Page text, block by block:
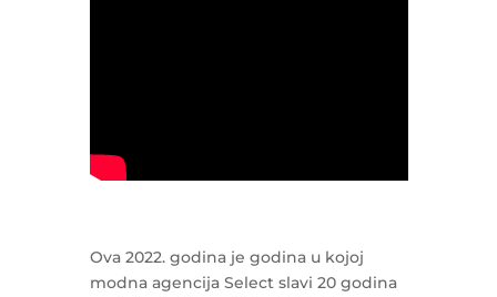
Ova 2022. godina je godina u kojoj
modna agencija Select slavi 20 godina